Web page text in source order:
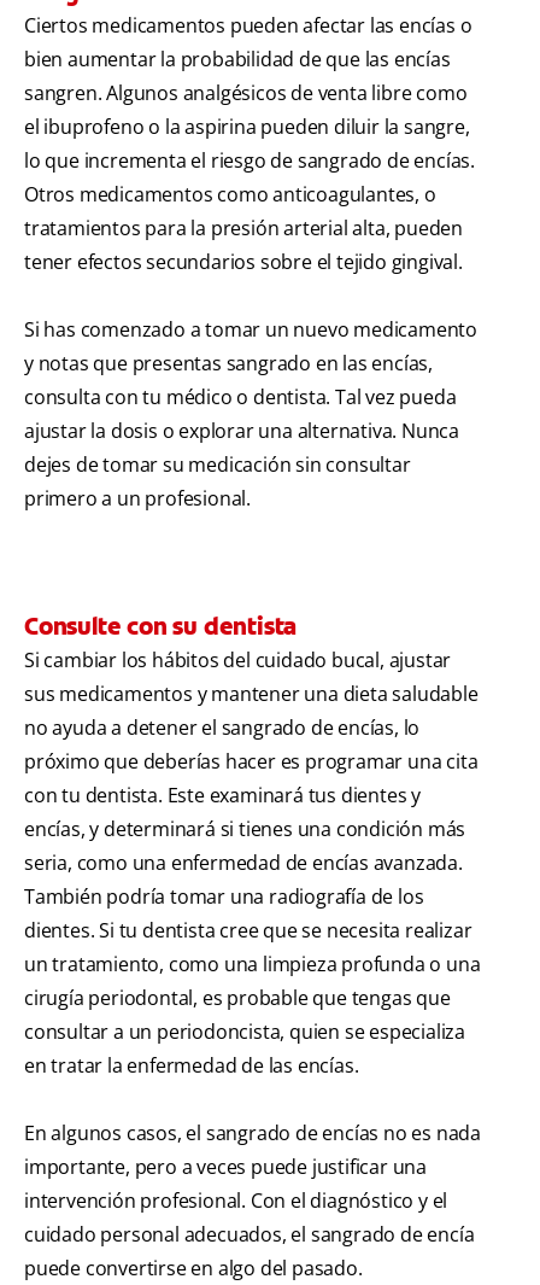
Ciertos medicamentos pueden afectar las encías o
bien aumentar la probabilidad de que las encías
sangren. Algunos analgésicos de venta libre como
el ibuprofeno o la aspirina pueden diluir la sangre,
lo que incrementa el riesgo de sangrado de encías.
Otros medicamentos como anticoagulantes, o
tratamientos para la presión arterial alta, pueden
tener efectos secundarios sobre el tejido gingival.
Si has comenzado a tomar un nuevo medicamento
y notas que presentas sangrado en las encías,
consulta con tu médico o dentista. Tal vez pueda
ajustar la dosis o explorar una alternativa. Nunca
dejes de tomar su medicación sin consultar
primero a un profesional.
Consulte con su dentista
Si cambiar los hábitos del cuidado bucal, ajustar
sus medicamentos y mantener una dieta saludable
no ayuda a detener el sangrado de encías, lo
próximo que deberías hacer es programar una cita
con tu dentista. Este examinará tus dientes y
encías, y determinará si tienes una condición más
seria, como una enfermedad de encías avanzada.
También podría tomar una radiografía de los
dientes. Si tu dentista cree que se necesita realizar
un tratamiento, como una limpieza profunda o una
cirugía periodontal, es probable que tengas que
consultar a un periodoncista, quien se especializa
en tratar la enfermedad de las encías.
En algunos casos, el sangrado de encías no es nada
importante, pero a veces puede justificar una
intervención profesional. Con el diagnóstico y el
cuidado personal adecuados, el sangrado de encía
puede convertirse en algo del pasado.